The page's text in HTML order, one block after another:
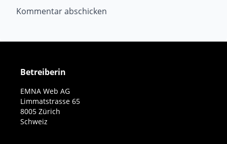
Betreiberin
EMNA Web AG
Limmatstrasse 65
8005 Zürich
Schweiz